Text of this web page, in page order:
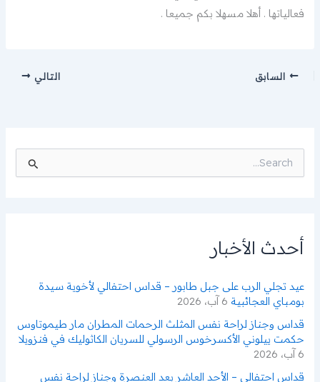
فعالياتها . أهلا مسهلا بكم جميعا .
السابق التالي
ن
أحدث الأخبار
عيد تجلي الرب على جبل طابور – قداس احتفالي لأخوية سيدة
بومباي العجائبية 6 آب، 2026
قداس وجناز لراحة نفس المثلث الرحمات المطران مار طيموتاوس
حكمت ييلوني الأكسرخوس الرسولي للسريان الكاثوليك في فنزويلا
6 آب، 2026
قداس احتفالي – الأحد العاشر بعد العنصرة وجناز لراحة نفس